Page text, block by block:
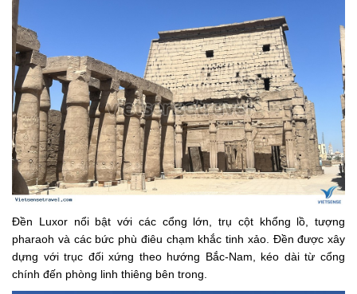
Đền Luxor nổi bật với các cổng lớn, trụ cột khổng lồ, tượng
pharaoh và các bức phù điêu chạm khắc tinh xảo. Đền được xây
dựng với trục đối xứng theo hướng Bắc-Nam, kéo dài từ cổng
chính đến phòng linh thiêng bên trong.